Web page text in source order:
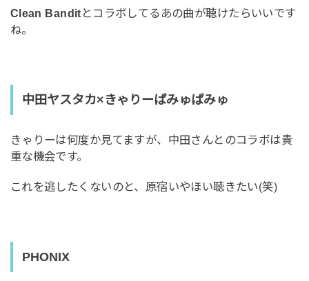
Clean Bandit とコラボしてるあの曲が聴けたらいいです
ね。
中田ヤスタカ×きゃりーぱみゅぱみゅ
きゃりーは何度か見てますが、中田さんとのコラボは貴
重な機会です。
これを逃したくないのと、原宿いやほい聴きたい(笑)
PHONIX